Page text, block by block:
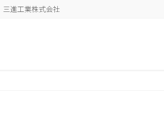
進工業株式会社